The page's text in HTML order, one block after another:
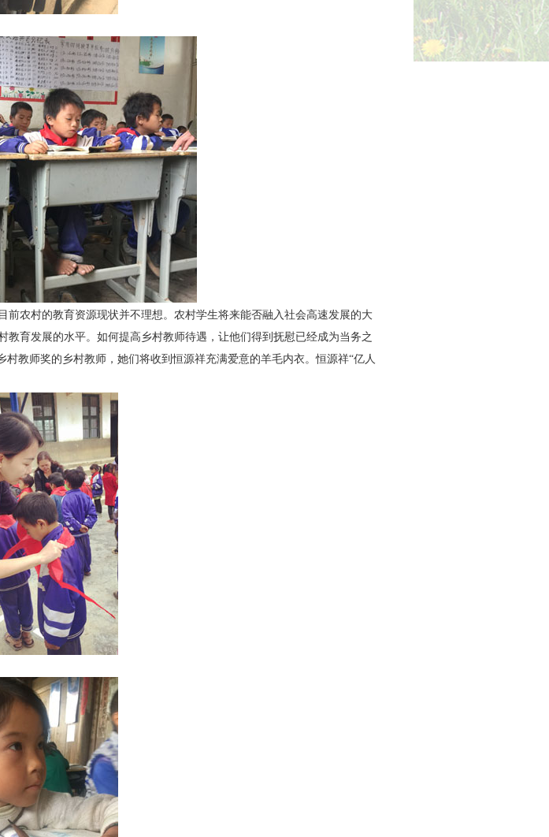
前农村的教育资源现状并不理想。农村学生将来能否融入社会高速发展的大
育发展的水平。如何提高乡村教师待遇，让他们得到抚慰已经成为当务之
教师奖的乡村教师，她们将收到恒源祥充满爱意的羊毛内衣。恒源祥“亿人